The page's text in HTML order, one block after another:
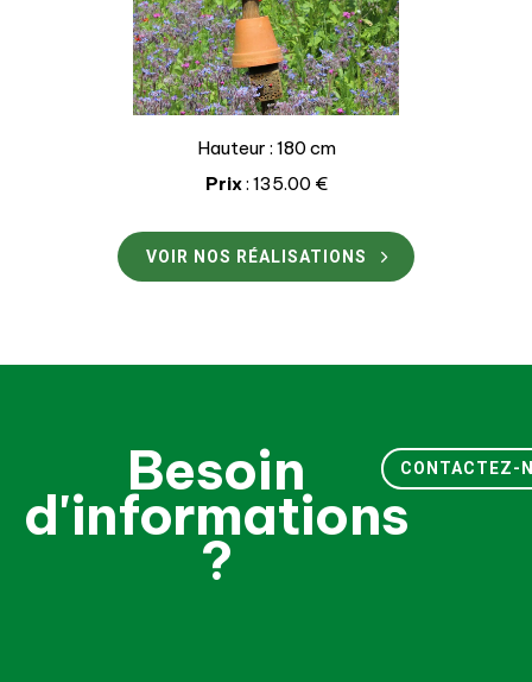
Hauteur : 180 cm
Prix: 135.00 €
VOIR NOS RÉALISATIONS
Besoin
d'informations
?
CONTACTEZ-